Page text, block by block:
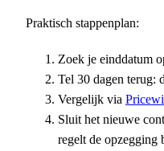
Praktisch stappenplan:
Zoek je einddatum
Tel 30 dagen terug:
Vergelijk via
Sluit het nieuwe
regelt de opzegging